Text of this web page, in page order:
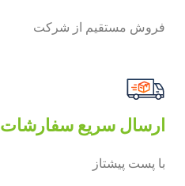
فروش مستقیم از شرکت
ارسال سریع سفارشات
با پست پیشتاز